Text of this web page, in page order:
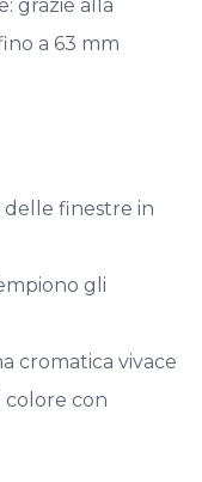
grazie alla
a 63 mm
delle finestre in
gli
cromatica vivace
colore con